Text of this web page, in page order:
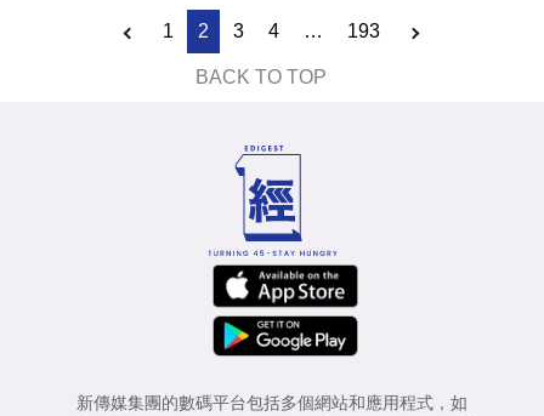
1 2 3 4 … 193
BACK TO TOP
新傳媒集團的數碼平台包括多個網站和應用程式，如